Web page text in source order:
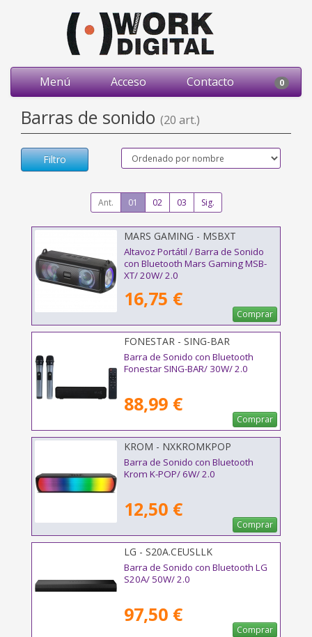
Menú Acceso Contacto 0
Barras de sonido (20 art.)
Filtro
Ant. 01 02 03 Sig.
MARS GAMING - MSBXT
Altavoz Portátil / Barra de Sonido
con Bluetooth Mars Gaming MSB-
XT/ 20W/ 2.0
16,75 €
Comprar
FONESTAR - SING-BAR
Barra de Sonido con Bluetooth
Fonestar SING-BAR/ 30W/ 2.0
88,99 €
Comprar
KROM - NXKROMKPOP
Barra de Sonido con Bluetooth
Krom K-POP/ 6W/ 2.0
12,50 €
Comprar
LG - S20A.CEUSLLK
Barra de Sonido con Bluetooth LG
S20A/ 50W/ 2.0
97,50 €
Comprar